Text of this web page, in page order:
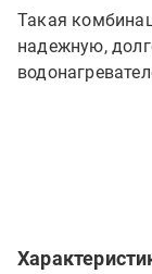
Такая
надежную,